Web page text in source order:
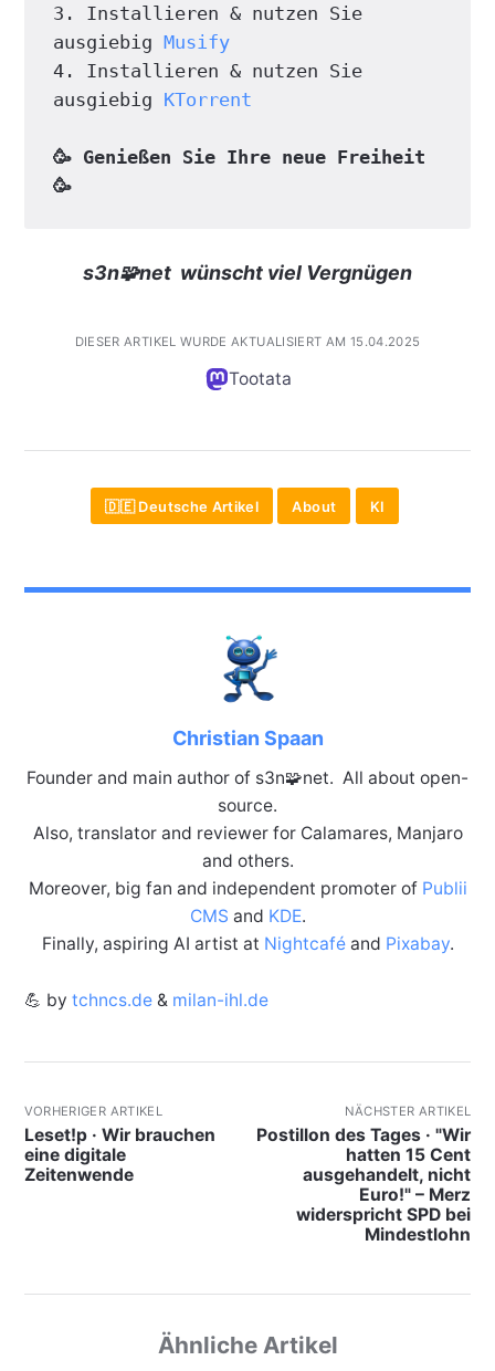
3. Installieren & nutzen Sie
ausgiebig Musify
4. Installieren & nutzen Sie
ausgiebig KTorrent
🥳 Genießen Sie Ihre neue Freiheit
🥳
s3n🧩net wünscht viel Vergnügen
DIESER ARTIKEL WURDE AKTUALISIERT AM 15.04.2025
Tootata
🇩🇪 Deutsche Artikel About KI
Christian Spaan
Founder and main author of s3n🧩net. All about open-
source.
Also, translator and reviewer for Calamares, Manjaro
and others.
Moreover, big fan and independent promoter of Publii
CMS and KDE.
Finally, aspiring AI artist at Nightcaféand Pixabay.
💪 by tchncs.de& milan-ihl.de
VORHERIGER ARTIKEL
Leset!p · Wir brauchen
eine digitale
Zeitenwende
NÄCHSTER ARTIKEL
Postillon des Tages · "Wir
hatten 15 Cent
ausgehandelt, nicht
Euro!" – Merz
widerspricht SPD bei
Mindestlohn
Ähnliche Artikel